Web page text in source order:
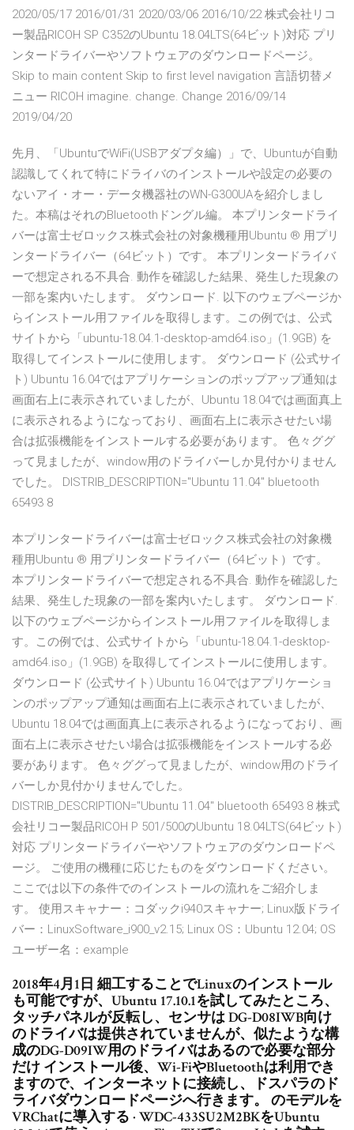
2020/05/17 2016/01/31 2020/03/06 2016/10/22 株式会社リコ
ー製品RICOH SP C352のUbuntu 18.04LTS(64ビット)対応 プリ
ンタードライバーやソフトウェアのダウンロードページ。
Skip to main content Skip to first level navigation 言語切替メ
ニュー RICOH imagine. change. Change 2016/09/14
2019/04/20
先月、「UbuntuでWiFi(USBアダプタ編）」で、Ubuntuが自動
認識してくれて特にドライバのインストールや設定の必要の
ないアイ・オー・データ機器社のWN-G300UAを紹介しまし
た。本稿はそれのBluetoothドングル編。 本プリンタードライ
バーは富士ゼロックス株式会社の対象機種用Ubuntu ® 用プリ
ンタードライバー（64ビット）です。 本プリンタードライバ
ーで想定される不具合. 動作を確認した結果、発生した現象の
一部を案内いたします。 ダウンロード. 以下のウェブページか
らインストール用ファイルを取得します。この例では、公式
サイトから「ubuntu-18.04.1-desktop-amd64.iso」(1.9GB) を
取得してインストールに使用します。 ダウンロード (公式サイ
ト) Ubuntu 16.04ではアプリケーションのポップアップ通知は
画面右上に表示されていましたが、Ubuntu 18.04では画面真上
に表示されるようになっており、画面右上に表示させたい場
合は拡張機能をインストールする必要があります。 色々ググ
って見ましたが、window用のドライバーしか見付かりません
でした。 DISTRIB_DESCRIPTION="Ubuntu 11.04" bluetooth
65493 8
本プリンタードライバーは富士ゼロックス株式会社の対象機
種用Ubuntu ® 用プリンタードライバー（64ビット）です。
本プリンタードライバーで想定される不具合. 動作を確認した
結果、発生した現象の一部を案内いたします。 ダウンロード.
以下のウェブページからインストール用ファイルを取得しま
す。この例では、公式サイトから「ubuntu-18.04.1-desktop-
amd64.iso」(1.9GB) を取得してインストールに使用します。
ダウンロード (公式サイト) Ubuntu 16.04ではアプリケーショ
ンのポップアップ通知は画面右上に表示されていましたが、
Ubuntu 18.04では画面真上に表示されるようになっており、画
面右上に表示させたい場合は拡張機能をインストールする必
要があります。 色々ググって見ましたが、window用のドライ
バーしか見付かりませんでした。
DISTRIB_DESCRIPTION="Ubuntu 11.04" bluetooth 65493 8 株式
会社リコー製品RICOH P 501/500のUbuntu 18.04LTS(64ビット)
対応 プリンタードライバーやソフトウェアのダウンロードペ
ージ。 ご使用の機種に応じたものをダウンロードください。
ここでは以下の条件でのインストールの流れをご紹介しま
す。 使用スキャナー：コダックi940スキャナー; Linux版ドライ
バー：LinuxSoftware_i900_v2.15; Linux OS：Ubuntu 12.04; OS
ユーザー名：example
2018年4月1日 細工することでLinuxのインストール
も可能ですが、Ubuntu 17.10.1を試してみたところ、
タッチパネルが反転し、センサは DG-D08IWB向け
のドライバは提供されていませんが、似たような構
成のDG-D09IW用のドライバはあるので必要な部分
だけ インストール後、Wi-FiやBluetoothは利用でき
ますので、インターネットに接続し、ドスパラのド
ライバダウンロードページへ行きます。 のモデルを
VRChatに導入する · WDC-433SU2M2BKをUbuntu